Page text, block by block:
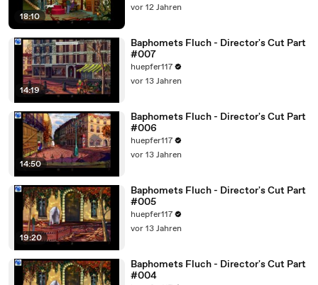
18:10
vor 12 Jahren
14:19
Baphomets Fluch - Director's Cut Part
#007
huepfer117
vor 13 Jahren
14:50
Baphomets Fluch - Director's Cut Part
#006
huepfer117
vor 13 Jahren
19:20
Baphomets Fluch - Director's Cut Part
#005
huepfer117
vor 13 Jahren
Baphomets Fluch - Director's Cut Part
#004